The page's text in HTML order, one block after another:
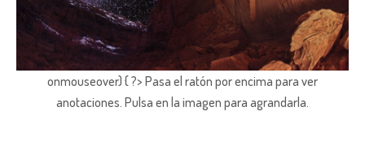
onmouseover) { ?> Pasa el ratón por encima para ver
anotaciones. Pulsa en la imagen para agrandarla.